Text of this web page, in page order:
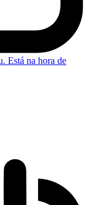
Está na hora de